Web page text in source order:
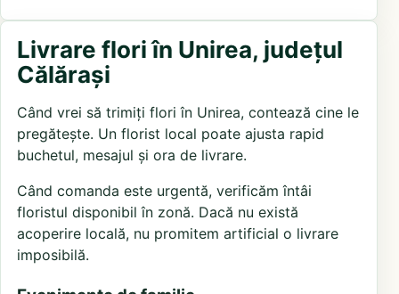
Livrare flori în Unirea, județul
Călărași
Când vrei să trimiți flori în Unirea, contează cine le
pregătește. Un florist local poate ajusta rapid
buchetul, mesajul și ora de livrare.
Când comanda este urgentă, verificăm întâi
floristul disponibil în zonă. Dacă nu există
acoperire locală, nu promitem artificial o livrare
imposibilă.